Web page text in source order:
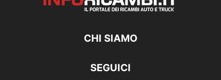
CHI SIAMO
SEGUICI